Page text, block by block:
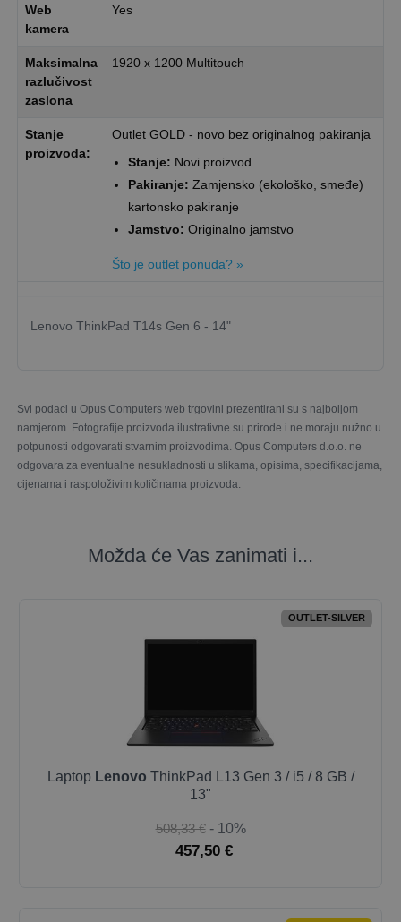
Web
kamera
Yes
Maksimalna
razlučivost
zaslona
1920 x 1200 Multitouch
Stanje
proizvoda:
Outlet GOLD - novo bez originalnog pakiranja
Stanje: Novi proizvod
Pakiranje: Zamjensko (ekološko, smeđe)
kartonsko pakiranje
Jamstvo: Originalno jamstvo
Što je outlet ponuda? »
Lenovo ThinkPad T14s Gen 6 - 14"
Svi podaci u Opus Computers web trgovini prezentirani su s najboljom
namjerom. Fotografije proizvoda ilustrativne su prirode i ne moraju nužno u
potpunosti odgovarati stvarnim proizvodima. Opus Computers d.o.o. ne
odgovara za eventualne nesukladnosti u slikama, opisima, specifikacijama,
cijenama i raspoloživim količinama proizvoda.
Možda će Vas zanimati i...
OUTLET-SILVER
Laptop Lenovo ThinkPad L13 Gen 3 / i5 / 8 GB /
13"
508,33 € - 10%
457,50 €